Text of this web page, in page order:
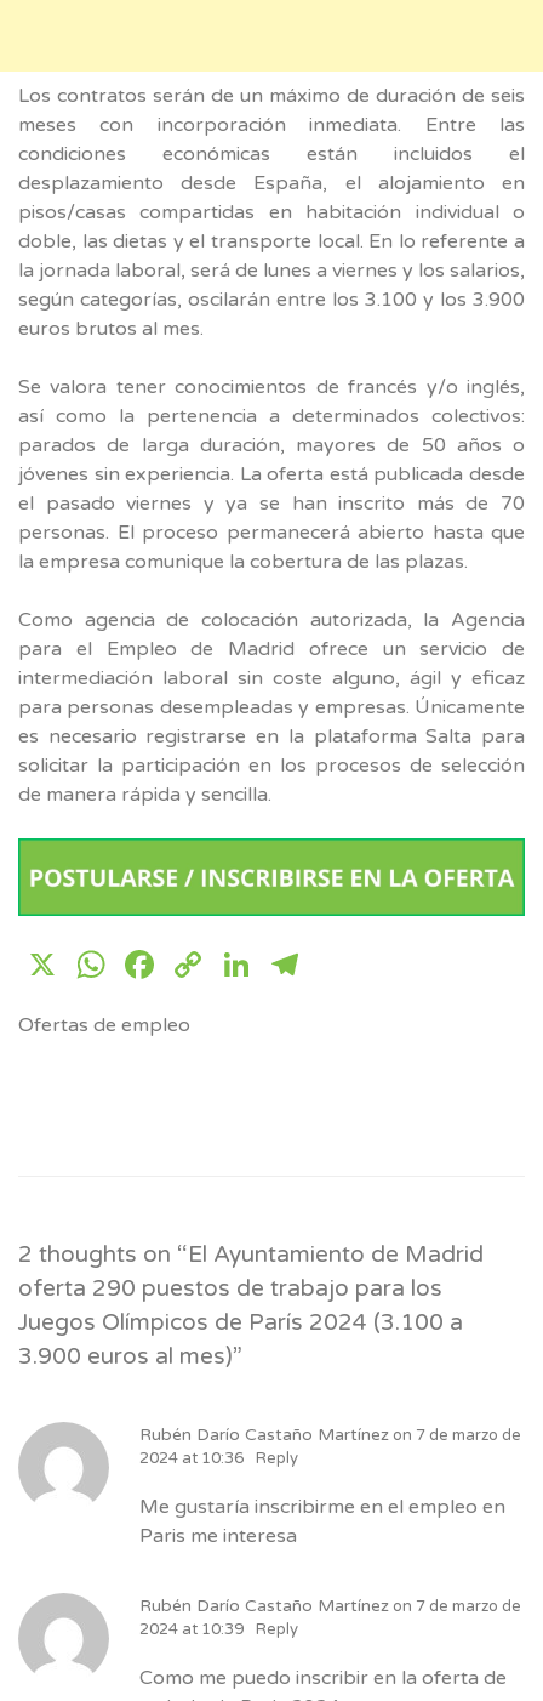
Los contratos serán de un máximo de duración de seis
meses con incorporación inmediata. Entre las
condiciones económicas están incluidos el
desplazamiento desde España, el alojamiento en
pisos/casas compartidas en habitación individual o
doble, las dietas y el transporte local. En lo referente a
la jornada laboral, será de lunes a viernes y los salarios,
según categorías, oscilarán entre los 3.100 y los 3.900
euros brutos al mes.
Se valora tener conocimientos de francés y/o inglés,
así como la pertenencia a determinados colectivos:
parados de larga duración, mayores de 50 años o
jóvenes sin experiencia. La oferta está publicada desde
el pasado viernes y ya se han inscrito más de 70
personas. El proceso permanecerá abierto hasta que
la empresa comunique la cobertura de las plazas.
Como agencia de colocación autorizada, la Agencia
para el Empleo de Madrid ofrece un servicio de
intermediación laboral sin coste alguno, ágil y eficaz
para personas desempleadas y empresas. Únicamente
es necesario registrarse en la plataforma Salta para
solicitar la participación en los procesos de selección
de manera rápida y sencilla.
X WhatsApp
Facebook
CopyLinkedIn
Ofertas de empleo
2 thoughts on “El Ayuntamiento de Madrid
oferta 290 puestos de trabajo para los
Juegos Olímpicos de París 2024 (3.100 a
3.900 euros al mes)”
Rubén Darío Castaño Martínez on 7 de marzo de
2024 at 10:36
Reply
Me gustaría inscribirme en el empleo en
Paris me interesa
Rubén Darío Castaño Martínez on 7 de marzo de
2024 at 10:39
Reply
Como me puedo inscribir en la oferta de